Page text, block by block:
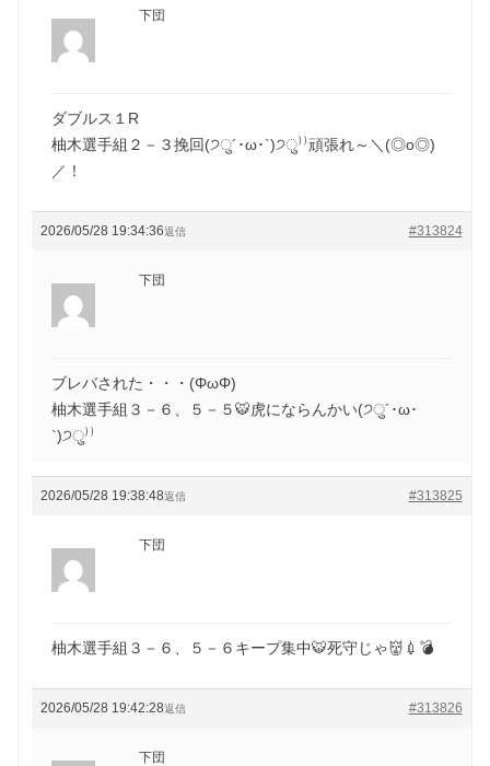
下団
ダブルス１R
柚木選手組２－３挽回(੭ु´･ω･`)੭ु⁾⁾頑張れ～＼(◎o◎)
／！
2026/05/28 19:34:36 #313824
返信
下団
ブレバされた・・・(ΦωΦ)
柚木選手組３－６、５－５🐯虎にならんかい(੭ु´･ω･
`)੭ु⁾⁾
2026/05/28 19:38:48 #313825
返信
下団
柚木選手組３－６、５－６キープ集中🐯死守じゃ👹💉💣
2026/05/28 19:42:28 #313826
返信
下団